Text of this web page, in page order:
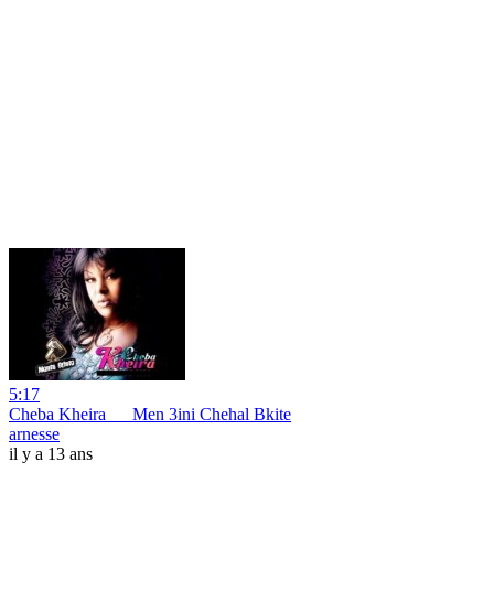
5:17
Cheba Kheira __ Men 3ini Chehal Bkite
arnesse
il y a 13 ans